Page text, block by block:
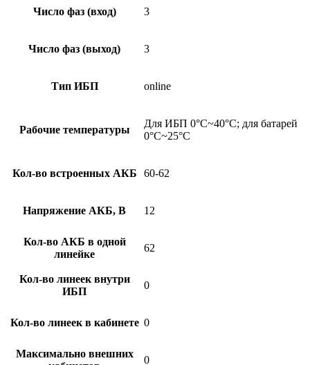
Число фаз (вход) 3
Число фаз (выход) 3
Тип ИБП online
Рабочие температуры
Для ИБП 0°C~40°C; для батарей
0°C~25°C
Кол-во встроенных АКБ 60-62
Напряжение АКБ, В 12
Кол-во АКБ в одной
линейке
62
Кол-во линеек внутри
ИБП
0
Кол-во линеек в кабинете 0
Максимально внешних
0